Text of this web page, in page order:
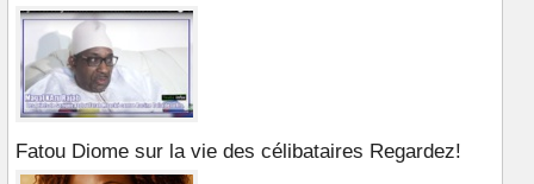
Fatou Diome sur la vie des célibataires Regardez!